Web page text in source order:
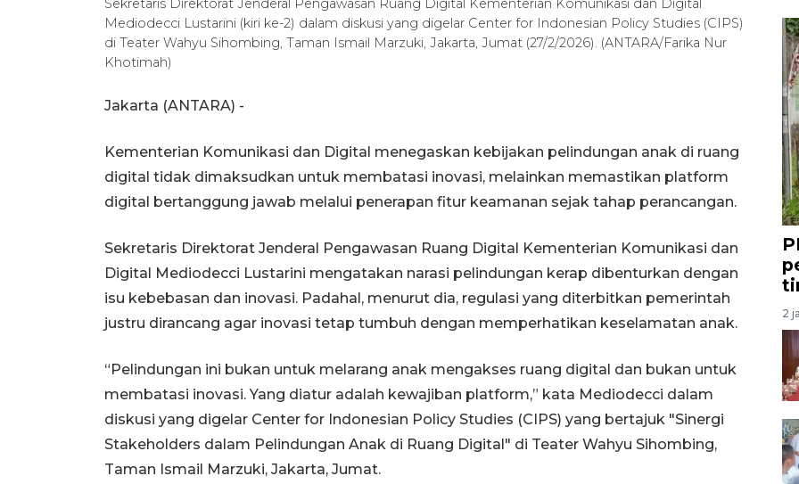
Sekretaris Direktorat Jenderal Pengawasan Ruang Digital Kementerian Komunikasi dan Digital
Mediodecci Lustarini (kiri ke-2) dalam diskusi yang digelar Center for Indonesian Policy Studies (CIPS)
di Teater Wahyu Sihombing, Taman Ismail Marzuki, Jakarta, Jumat (27/2/2026). (ANTARA/Farika Nur
Khotimah)
Jakarta (ANTARA) -
Kementerian Komunikasi dan Digital menegaskan kebijakan pelindungan anak di ruang
digital tidak dimaksudkan untuk membatasi inovasi, melainkan memastikan platform
digital bertanggung jawab melalui penerapan fitur keamanan sejak tahap perancangan.
Sekretaris Direktorat Jenderal Pengawasan Ruang Digital Kementerian Komunikasi dan
Digital Mediodecci Lustarini mengatakan narasi pelindungan kerap dibenturkan dengan
isu kebebasan dan inovasi. Padahal, menurut dia, regulasi yang diterbitkan pemerintah
justru dirancang agar inovasi tetap tumbuh dengan memperhatikan keselamatan anak.
“Pelindungan ini bukan untuk melarang anak mengakses ruang digital dan bukan untuk
membatasi inovasi. Yang diatur adalah kewajiban platform,” kata Mediodecci dalam
diskusi yang digelar Center for Indonesian Policy Studies (CIPS) yang bertajuk "Sinergi
Stakeholders dalam Pelindungan Anak di Ruang Digital" di Teater Wahyu Sihombing,
Taman Ismail Marzuki, Jakarta, Jumat.
2